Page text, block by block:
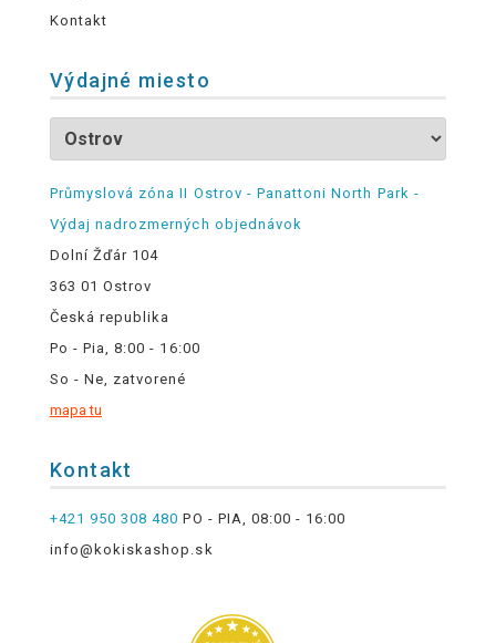
Kontakt
Výdajné miesto
Průmyslová zóna II Ostrov - Panattoni North Park -
Výdaj nadrozmerných objednávok
Dolní Žďár 104
363 01 Ostrov
Česká republika
Po - Pia, 8:00 - 16:00
So - Ne, zatvorené
mapa tu
Kontakt
+421 950 308 480 PO - PIA, 08:00 - 16:00
info@kokiskashop.sk